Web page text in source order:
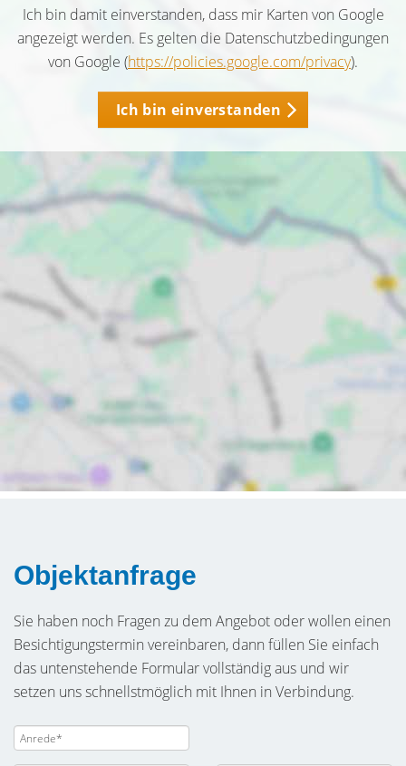
Ich bin damit einverstanden, dass mir Karten von Google
angezeigt werden. Es gelten die Datenschutzbedingungen
von Google (https://policies.google.com/privacy).
Ich bin einverstanden
Objektanfrage
Sie haben noch Fragen zu dem Angebot oder wollen einen
Besichtigungstermin vereinbaren, dann füllen Sie einfach
das untenstehende Formular vollständig aus und wir
setzen uns schnellstmöglich mit Ihnen in Verbindung.